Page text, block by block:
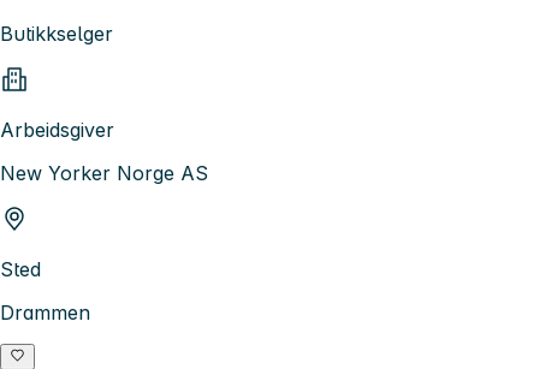
Butikkselger
Arbeidsgiver
New Yorker Norge AS
Sted
Drammen